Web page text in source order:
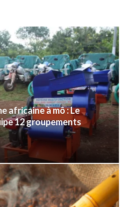
africaine à mô : Le
12 groupements